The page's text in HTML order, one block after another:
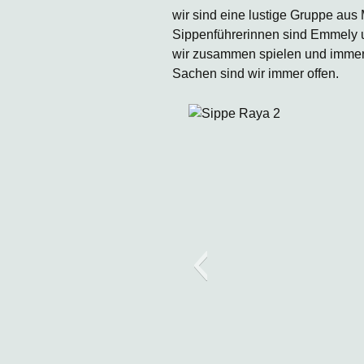
wir sind eine lustige Gruppe aus
Sippenführerinnen sind Emmely
wir zusammen spielen und
Sachen sind wir immer offen.